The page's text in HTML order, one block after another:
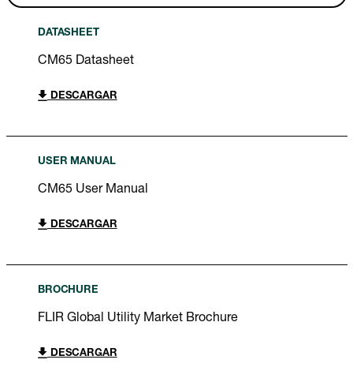
DATASHEET
CM65 Datasheet
DESCARGAR
USER MANUAL
CM65 User Manual
DESCARGAR
BROCHURE
FLIR Global Utility Market Brochure
DESCARGAR